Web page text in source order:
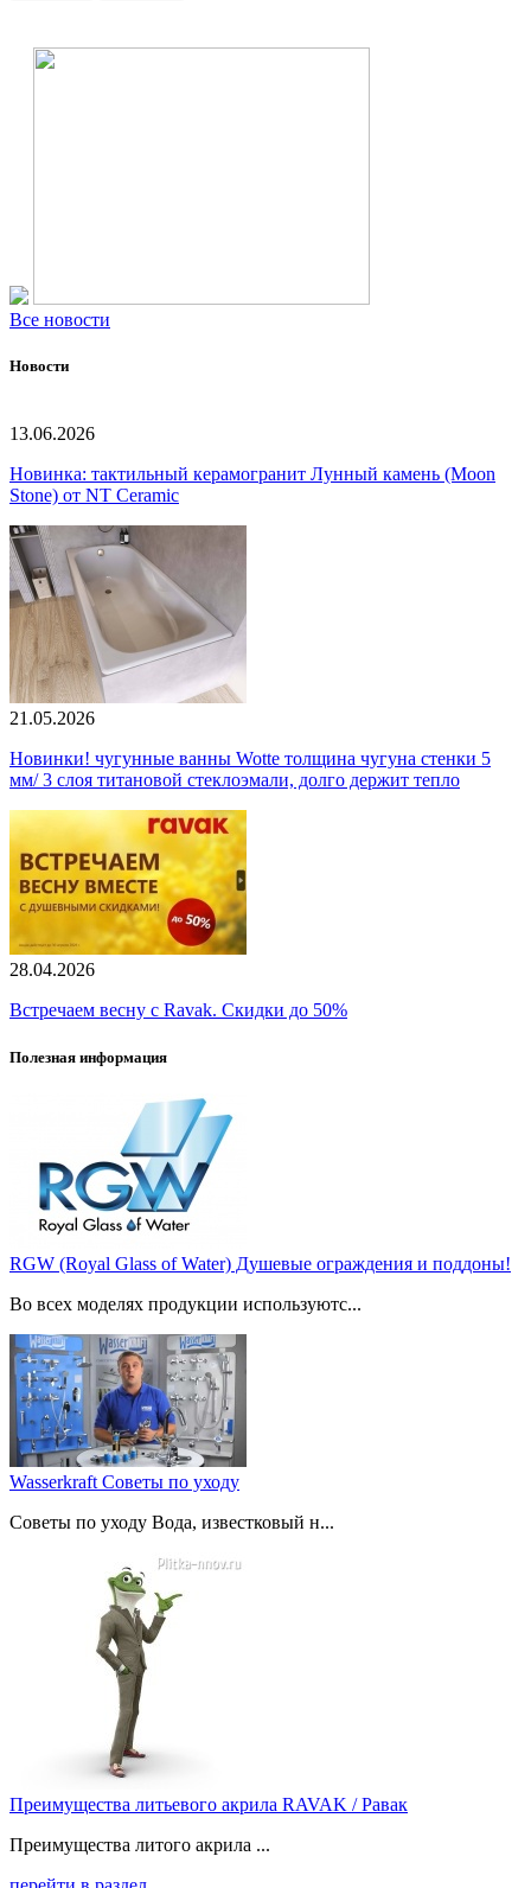
Все новости
Новости
13.06.2026
Новинка: тактильный керамогранит Лунный камень (Moon
Stone) от NT Ceramic
21.05.2026
Новинки! чугунные ванны Wotte толщина чугуна стенки 5
мм/ 3 слоя титановой стеклоэмали, долго держит тепло
28.04.2026
Встречаем весну с Ravak. Скидки до 50%
Полезная информация
RGW (Royal Glass of Water) Душевые ограждения и поддоны!
Во всех моделях продукции используютс...
Wasserkraft Советы по уходу
Советы по уходу Вода, известковый н...
Преимущества литьевого акрила RAVAK / Равак
Преимущества литого акрила ...